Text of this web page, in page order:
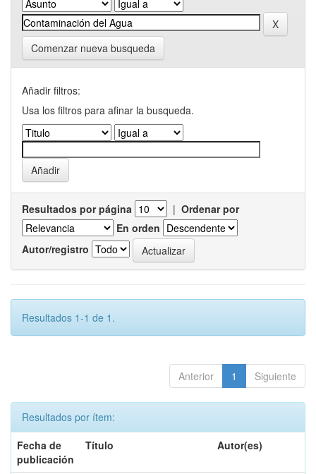
Comenzar nueva busqueda
Añadir filtros:
Usa los filtros para afinar la busqueda.
Resultados por página | Ordenar por
En orden
Autor/registro
Resultados 1-1 de 1.
Anterior 1 Siguiente
Resultados por ítem:
Fecha de
publicación
Título Autor(es)